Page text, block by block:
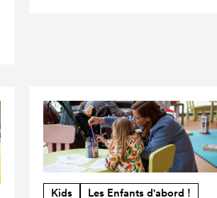
Kids Les Enfants d'abord !